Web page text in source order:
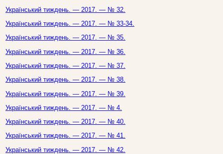
Український тиждень. — 2017. — № 32.
Український тиждень. — 2017. — № 33-34.
Український тиждень. — 2017. — № 35.
Український тиждень. — 2017. — № 36.
Український тиждень. — 2017. — № 37.
Український тиждень. — 2017. — № 38.
Український тиждень. — 2017. — № 39.
Український тиждень. — 2017. — № 4.
Український тиждень. — 2017. — № 40.
Український тиждень. — 2017. — № 41.
Український тиждень. — 2017. — № 42.